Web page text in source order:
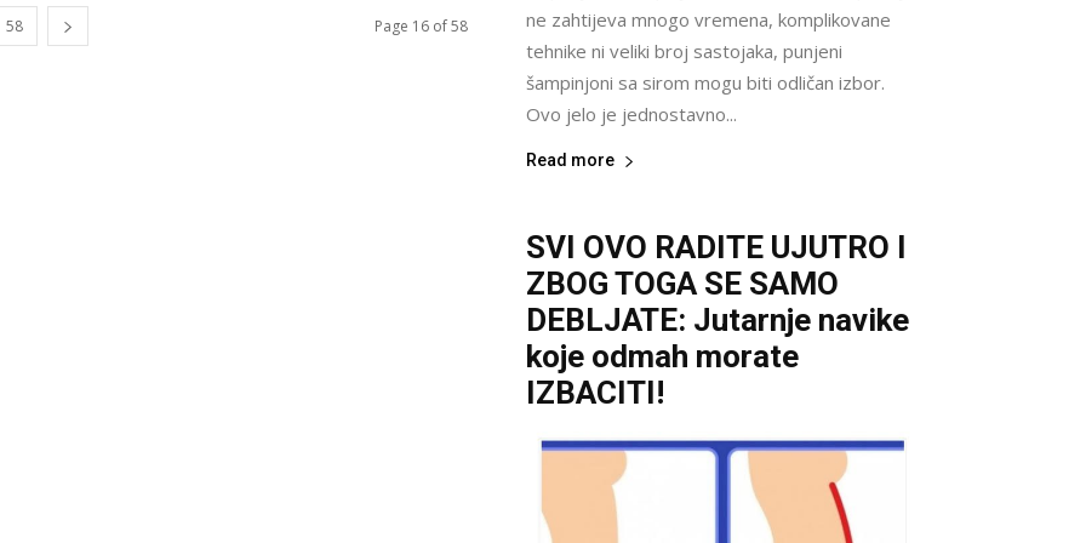
58 Page 16 of 58
ne zahtijeva mnogo vremena, komplikovane
tehnike ni veliki broj sastojaka, punjeni
šampinjoni sa sirom mogu biti odličan izbor.
Ovo jelo je jednostavno...
Read more
SVI OVO RADITE UJUTRO I
ZBOG TOGA SE SAMO
DEBLJATE: Jutarnje navike
koje odmah morate
IZBACITI!